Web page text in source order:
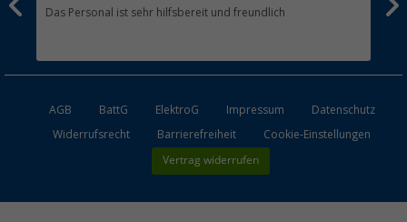
Das Personal ist sehr hilfsbereit und freundlich
AGB BattG ElektroG Impressum
Datenschutz
Widerrufsrecht
Barrierefreiheit Cookie-Einstellungen
Vertrag widerrufen